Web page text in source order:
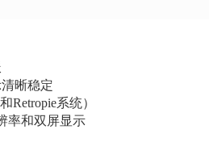
晰稳定
Retropie系统）
率和双屏显示